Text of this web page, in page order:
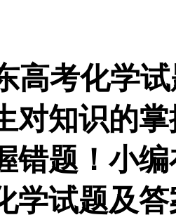
高考化学
对知识的
错题！小
学试题及